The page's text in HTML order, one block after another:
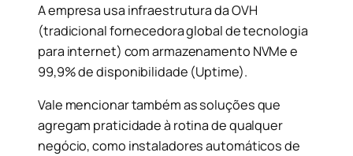
A empresa usa infraestrutura da OVH
(tradicional fornecedora global de tecnologia
para internet) com armazenamento NVMe e
99,9% de disponibilidade (Uptime).
Vale mencionar também as soluções que
agregam praticidade à rotina de qualquer
negócio, como instaladores automáticos de